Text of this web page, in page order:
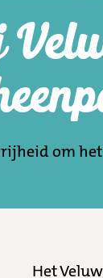
om
Het